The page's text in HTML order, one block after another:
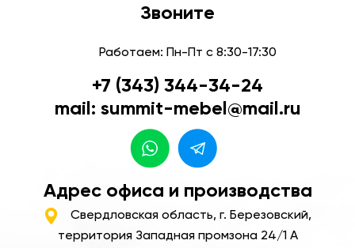
Звоните
Работаем: Пн-Пт с 8:30-17:30
+7 (343) 344-34-24
mail: summit-mebel@mail.ru
Адрес офиса и производства
Свердловская область, г. Березовский,
территория Западная промзона 24/1 А